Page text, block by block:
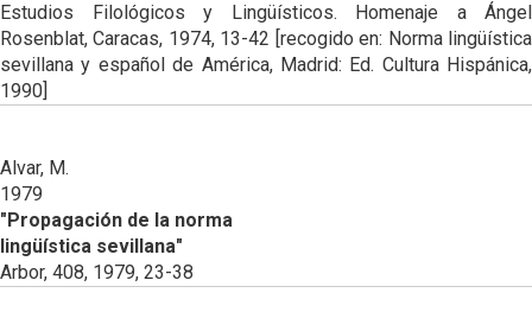
DESCRIPCIÓN
DEL ANDALUZ /
MORFOSINTAXIS
Estudios Filológicos y Lingüísticos. Homenaje a Ángel
Rosenblat, Caracas, 1974, 13-42 [recogido en: Norma lingüística
sevillana y español de América, Madrid: Ed. Cultura Hispánica,
1990]
Alvar, M.
1979
"Propagación de la norma
lingüística sevillana"
Arbor, 408, 1979, 23-38